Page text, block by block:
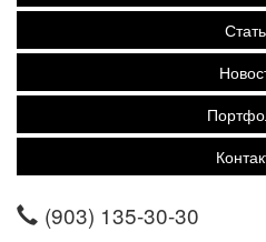
(903) 135-30-30